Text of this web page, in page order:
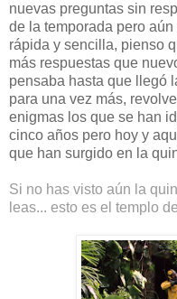
nuevas preguntas sin
de la temporada pero
rápida y sencilla, pienso
más respuestas que
pensaba hasta que llegó
para una vez más,
enigmas los que se han
cinco años pero hoy y
que han surgido en la
Si no has visto aún la
leas... esto es el templo